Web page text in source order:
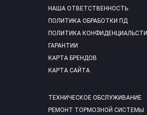
ТЕХНИЧЕСКОЕ ОБСЛУЖИВАНИЕ
РЕМОНТ ТОРМОЗНОЙ СИСТЕМЫ
НАША ОТВЕТСТВЕННОСТЬ
ПОЛИТИКА ОБРАБОТКИ ПД
ПОЛИТИКА КОНФИДЕНЦИАЛЬСТИ
ГАРАНТИИ
КАРТА БРЕНДОВ
КАРТА САЙТА